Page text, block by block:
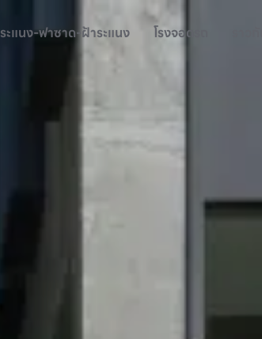
ระแนง-ฟาซาด-ฝ้าระแนง โรงจอดรถ